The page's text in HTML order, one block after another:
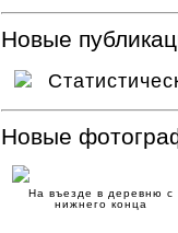
Новые
Новые
На въезде в деревню с
нижнего конца